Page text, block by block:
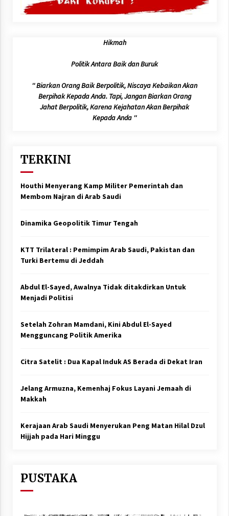
Hikmah
Politik Antara Baik dan Buruk
'' Biarkan Orang Baik Berpolitik, Niscaya Kebaikan Akan
Berpihak Kepada Anda. Tapi, Jangan Biarkan Orang
Jahat Berpolitik, Karena Kejahatan Akan Berpihak
Kepada Anda ''
TERKINI
Houthi Menyerang Kamp Militer Pemerintah dan
Membom Najran di Arab Saudi
Dinamika Geopolitik Timur Tengah
KTT Trilateral : Pemimpim Arab Saudi, Pakistan dan
Turki Bertemu di Jeddah
Abdul El-Sayed, Awalnya Tidak ditakdirkan Untuk
Menjadi Politisi
Setelah Zohran Mamdani, Kini Abdul El-Sayed
Mengguncang Politik Amerika
Citra Satelit : Dua Kapal Induk AS Berada di Dekat Iran
Jelang Armuzna, Kemenhaj Fokus Layani Jemaah di
Makkah
Kerajaan Arab Saudi Menyerukan Peng Matan Hilal Dzul
Hijjah pada Hari Minggu
PUSTAKA